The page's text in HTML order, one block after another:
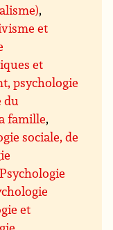
,
et
et
psychologie
du
famille,
sociale, de
Psychologie
et